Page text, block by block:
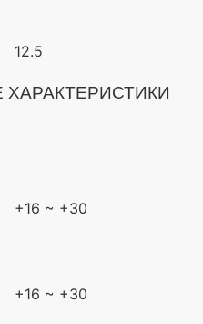
12.5
+16 ~ +30
+16 ~ +30